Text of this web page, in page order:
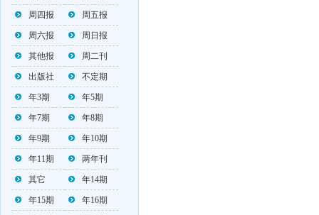
周四报 周五报
周六报 周日报
其他报 周二刊
出版社 不定期
年3期 年5期
年7期 年8期
年9期 年10期
年11期 两年刊
其它 年14期
年15期 年16期